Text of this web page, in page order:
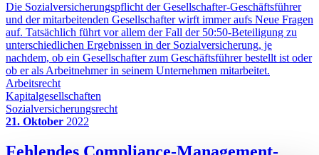
Die Sozialversicherungspflicht der Gesellschafter-Geschäftsführer
und der mitarbeitenden Gesellschafter wirft immer aufs Neue Fragen
auf. Tatsächlich führt vor allem der Fall der 50:50-Beteiligung zu
unterschiedlichen Ergebnissen in der Sozialversicherung, je
nachdem, ob ein Gesellschafter zum Geschäftsführer bestellt ist oder
ob er als Arbeitnehmer in seinem Unternehmen mitarbeitet.
Arbeitsrecht
Kapitalgesellschaften
Sozialversicherungsrecht
21. Oktober 2022